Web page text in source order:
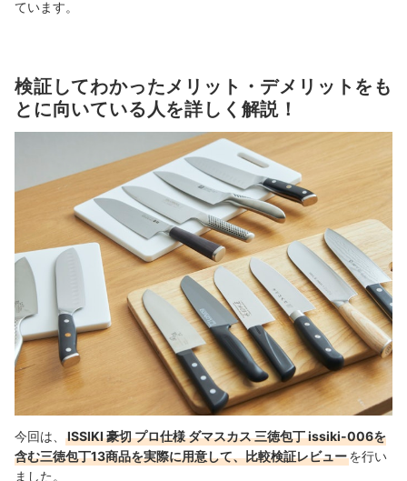
ています。
検証してわかったメリット・デメリットをも
とに向いている人を詳しく解説！
今回は、
ISSIKI 豪切 プロ仕様 ダマスカス 三徳包丁 issiki-006を
含む三徳包丁13商品を実際に用意して、比較検証レビューを行い
ました。